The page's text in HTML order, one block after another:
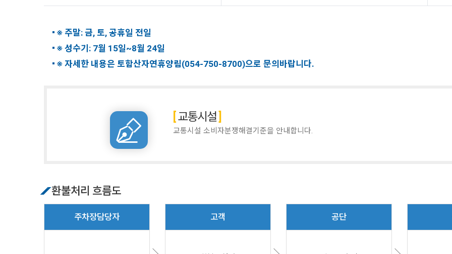
※ 주말: 금, 토, 공휴일 전일
※ 성수기: 7월 15일~8월 24일
※ 자세한 내용은 토함산자연휴양림(054-750-8700)으로 문의바랍니다.
교통시설
교통시설 소비자분쟁해결기준을 안내합니다.
환불처리 흐름도
주차장담당자 고객 공단